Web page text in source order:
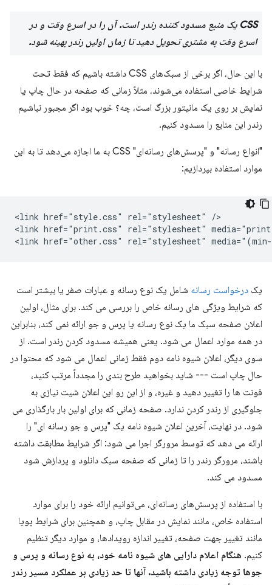
CSS یک منبع مسدود کننده رندر است. آن را در اسرع وقت و در
اسرع وقت به مشتری تحویل دهید تا زمان اولین رندر بهینه شود.
با این حال، اگر برخی از سبک‌های CSS داشته باشیم که فقط تحت
شرایط خاصی استفاده می‌شوند، مثلاً زمانی که صفحه در حال چاپ یا
نمایش بر روی یک مانیتور بزرگ است، چه؟ خوب بود اگر مجبور نباشیم
رندر این منابع را مسدود کنیم.
"انواع رسانه" و "پرسش‌های رسانه‌ای" CSS به ما اجازه می‌دهد تا به این
موارد استفاده بپردازیم:
<link href="style.css" rel="stylesheet" />
<link href="print.css" rel="stylesheet"
یک درخواست رسانه شامل یک نوع رسانه و عبارات صفر یا بیشتر است
که شرایط ویژگی های رسانه خاص را بررسی می کند. برای مثال، اولین
اعلان صفحه سبک ما یک نوع رسانه یا پرس و جو ارائه نمی کند، بنابراین
در همه موارد اعمال می شود. یعنی همیشه مسدود کردن رندر است. از
سوی دیگر، اعلان شیوه نامه دوم فقط زمانی اعمال می شود که محتوا در
حال چاپ است --- شاید بخواهید طرح بندی را مجدداً مرتب کنید،
فونت ها را تغییر دهید و غیره، و از این رو این اعلان شیت نیازی به
جلوگیری از رندر کردن ندارد. صفحه زمانی که برای اولین بار بارگذاری می
شود. در نهایت، آخرین اعلان شیوه نامه یک "پرس و جو رسانه ای" را
ارائه می دهد که توسط مرورگر اجرا می شود: اگر شرایط مطابقت داشته
باشند، مرورگر رندر را تا زمانی که صفحه سبک دانلود و پردازش شود
مسدود می کند.
با استفاده از پرسش‌های رسانه‌ای، می‌توانیم ارائه خود را برای موارد
استفاده خاص، مانند نمایش در مقابل چاپ، و همچنین برای شرایط پویا
مانند تغییر جهت صفحه، تغییر اندازه رویدادها، و موارد دیگر تنظیم
کنیم. هنگام اعلام دارایی های شیوه نامه خود، به نوع رسانه و پرس و
جوها توجه زیادی داشته باشید. آنها تا حد زیادی بر عملکرد مسیر رندر